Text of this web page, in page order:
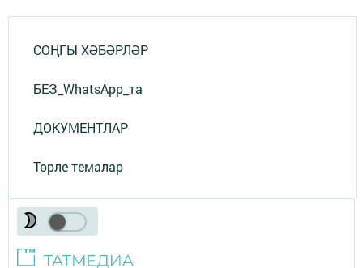
СОҢГЫ ХӘБӘРЛӘР
БЕЗ_WhatsApp_та
ДОКУМЕНТЛАР
Төрле темалар